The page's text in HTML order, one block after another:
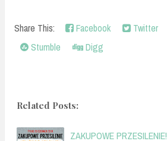
Share This: Facebook Twitter
Stumble
Digg
Related Posts:
ZAKUPOWE PRZESILENIE!